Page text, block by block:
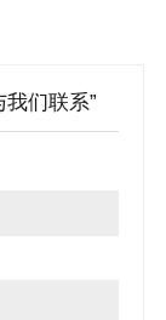
们联系”